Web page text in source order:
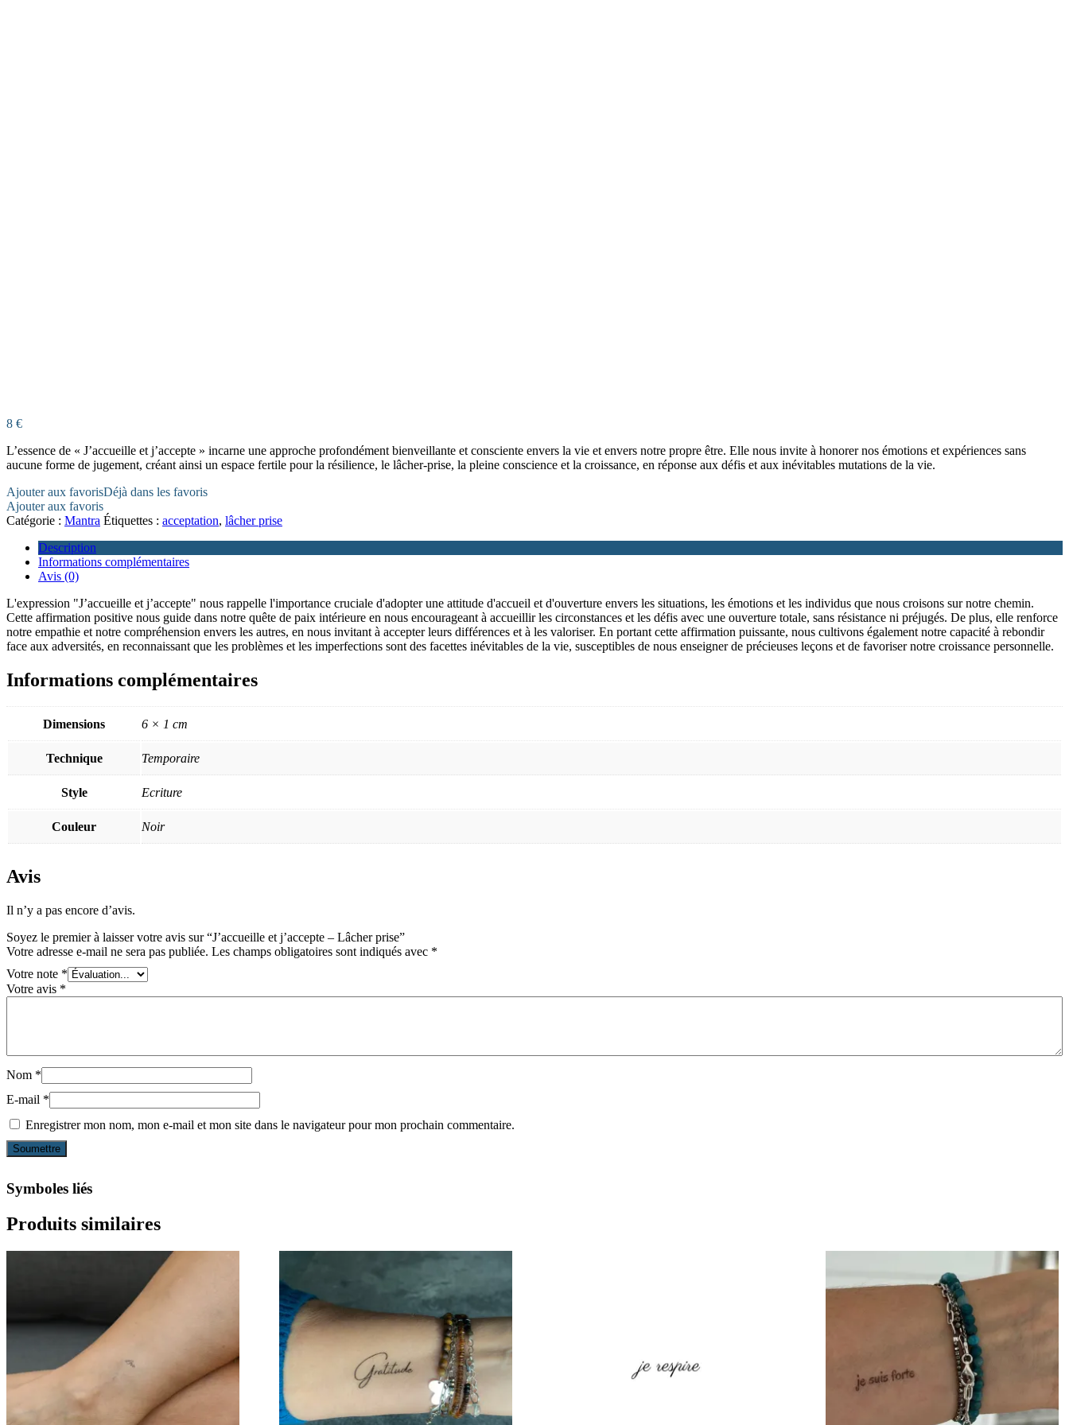
8 €
L’essence de « J’accueille et j’accepte » incarne une approche profondément bienveillante et consciente envers la vie et envers notre propre être. Elle nous invite à honorer nos émotions et expériences sans
aucune forme de jugement, créant ainsi un espace fertile pour la résilience, le lâcher-prise, la pleine conscience et la croissance, en réponse aux défis et aux inévitables mutations de la vie.
Ajouter aux favorisDéjà dans les favoris
Ajouter aux favoris
Catégorie : Mantra Étiquettes : acceptation, lâcher prise
Description
Informations complémentaires
Avis (0)
L'expression "J’accueille et j’accepte" nous rappelle l'importance cruciale d'adopter une attitude d'accueil et d'ouverture envers les situations, les émotions et les individus que nous croisons sur notre chemin.
Cette affirmation positive nous guide dans notre quête de paix intérieure en nous encourageant à accueillir les circonstances et les défis avec une ouverture totale, sans résistance ni préjugés. De plus, elle renforce
notre empathie et notre compréhension envers les autres, en nous invitant à accepter leurs différences et à les valoriser. En portant cette affirmation puissante, nous cultivons également notre capacité à rebondir
face aux adversités, en reconnaissant que les problèmes et les imperfections sont des facettes inévitables de la vie, susceptibles de nous enseigner de précieuses leçons et de favoriser notre croissance personnelle.
Informations complémentaires
Dimensions 6 × 1 cm
Technique Temporaire
Style Ecriture
Couleur Noir
Avis
Il n’y a pas encore d’avis.
Soyez le premier à laisser votre avis sur “J’accueille et j’accepte – Lâcher prise”
Votre adresse e-mail ne sera pas publiée. Les champs obligatoires sont indiqués avec *
Votre note *
Votre avis *
Nom *
E-mail *
Enregistrer mon nom, mon e-mail et mon site dans le navigateur pour mon prochain commentaire.
Symboles liés
Produits similaires